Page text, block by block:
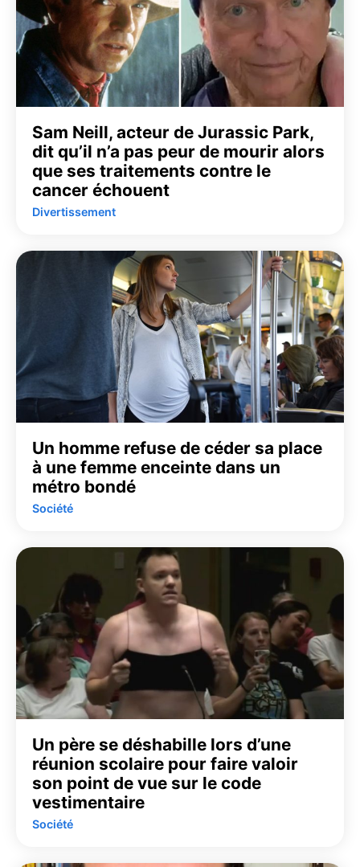
Sam Neill, acteur de Jurassic Park,
dit qu’il n’a pas peur de mourir alors
que ses traitements contre le
cancer échouent
Divertissement
Un homme refuse de céder sa place
à une femme enceinte dans un
métro bondé
Société
Un père se déshabille lors d’une
réunion scolaire pour faire valoir
son point de vue sur le code
vestimentaire
Société